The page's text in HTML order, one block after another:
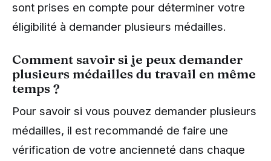
sont prises en compte pour déterminer votre
éligibilité à demander plusieurs médailles.
Comment savoir si je peux demander
plusieurs médailles du travail en même
temps ?
Pour savoir si vous pouvez demander plusieurs
médailles, il est recommandé de faire une
vérification de votre ancienneté dans chaque